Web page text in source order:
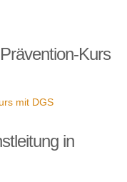
Kurs
mit DGS
in